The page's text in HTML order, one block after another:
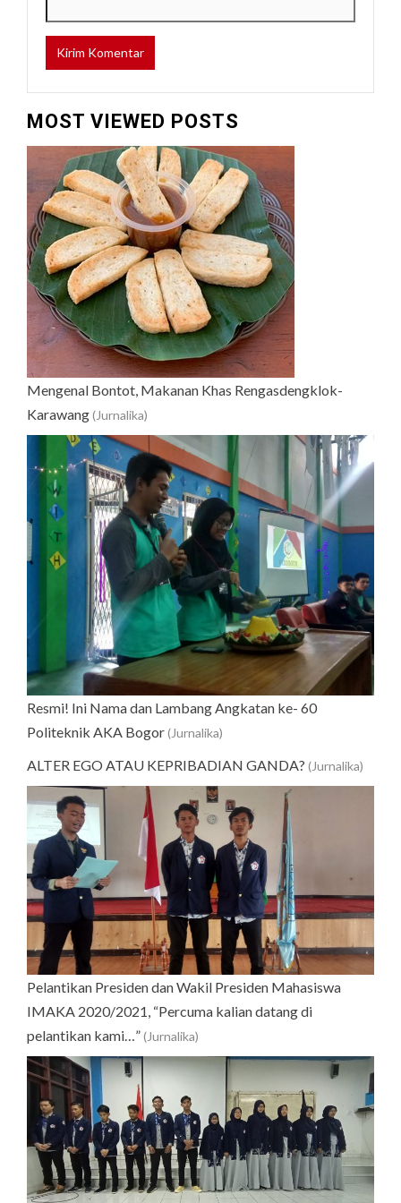
MOST VIEWED POSTS
Mengenal Bontot, Makanan Khas Rengasdengklok-
Karawang(Jurnalika)
Resmi! Ini Nama dan Lambang Angkatan ke- 60
Politeknik AKA Bogor(Jurnalika)
ALTER EGO ATAU KEPRIBADIAN GANDA? (Jurnalika)
Pelantikan Presiden dan Wakil Presiden Mahasiswa
IMAKA 2020/2021, “Percuma kalian datang di
pelantikan kami…”(Jurnalika)